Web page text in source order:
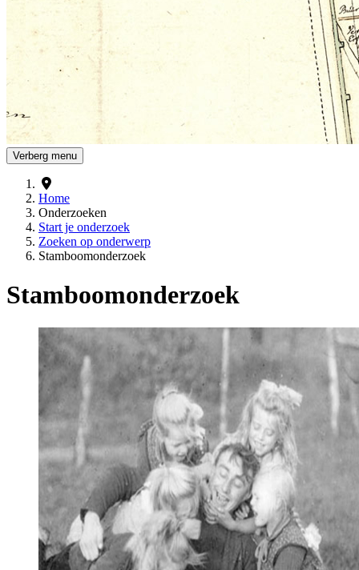
Verberg menu
Home
Onderzoeken
Start je onderzoek
Zoeken op onderwerp
Stamboomonderzoek
Stamboomonderzoek